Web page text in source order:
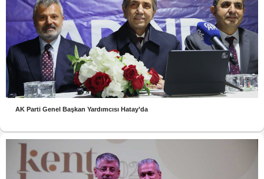
AK Parti Genel Başkan Yardımcısı Hatay’da